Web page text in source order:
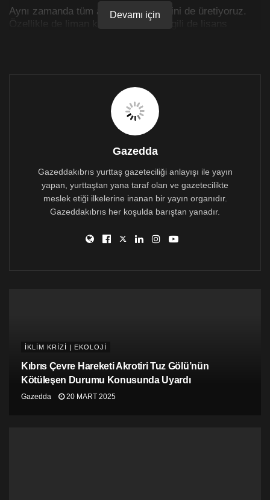
Aynı zamanda tüm altyapı çözümlerini de üretiyoruz.
Özellikle de liman kuruldu, limanla ilgili de lisans
almayı beklediklerini duyurmuştu.
Akkuyu NGS’nin 2. enerji blokuna ait ilk beton
dökümünün bu yılsonuna kadar yapılması bekleniyor.
Hisselerinin yüzde 100’ünün Rusya’ya ait olan Akkuyu
Nükleer proje şirketi, Akkuyu NGS projesini hayata
geçiriyor. Rusya ile Türkiye’nin Akkuyu’nun inşaatı
konusunda imzaladıkları anlaşmada, şirket hisselerinin
yüzde 49’unu dış yatırımcılara satma imkânı
öngörülüyor.
şirketinin hisselerine ilgi duyduğu açıklanmıştı. Projenin
Devamı için
Gazedda
Gazeddakıbrıs yurttaş gazeteciliği anlayışı ile yayın
yapan, yurttaştan yana taraf olan ve gazetecilikte
meslek etiği ilkelerine inanan bir yayın organıdır.
Gazeddakıbrıs her koşulda barıştan yanadır.
İKLİM KRİZİ | EKOLOJİ
Kıbrıs Çevre Hareketi Akrotiri Tuz Gölü’nün
Kötüleşen Durumu Konusunda Uyardı
Gazedda 20 MART 2025